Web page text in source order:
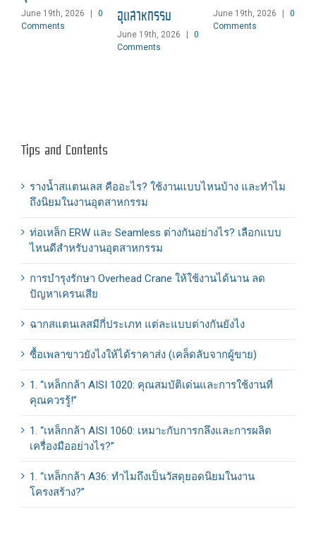
June 19th, 2026
0
Comments
อุตสาหกรรม
June 19th, 2026
0
Comments
June 19th, 2026
0
Comments
Tips and Contents
รางน้ำสแตนเลส คืออะไร? ใช้งานแบบไหนบ้าง และทำไม
ถึงนิยมในงานอุตสาหกรรม
ท่อเหล็ก ERW และ Seamless ต่างกันอย่างไร? เลือกแบบ
ไหนดีสำหรับงานอุตสาหกรรม
การบำรุงรักษา Overhead Crane ให้ใช้งานได้นาน ลด
ปัญหาเครนเสีย
ฉากสแตนเลสมีกี่ประเภท แต่ละแบบต่างกันยังไง
ซื้อเพลาขาวยังไงให้ได้ราคาส่ง (เคล็ดลับจากผู้ขาย)
1. “เหล็กกล้า AISI 1020: คุณสมบัติเด่นและการใช้งานที่
คุณควรรู้!”
1. “เหล็กกล้า AISI 1060: เหมาะกับการกลึงและการผลิต
เครื่องมืออย่างไร?”
1. “เหล็กกล้า A36: ทำไมถึงเป็นวัสดุยอดนิยมในงาน
โครงสร้าง?”